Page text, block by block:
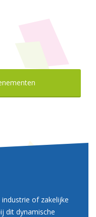
of zakelijke
dit dynamische